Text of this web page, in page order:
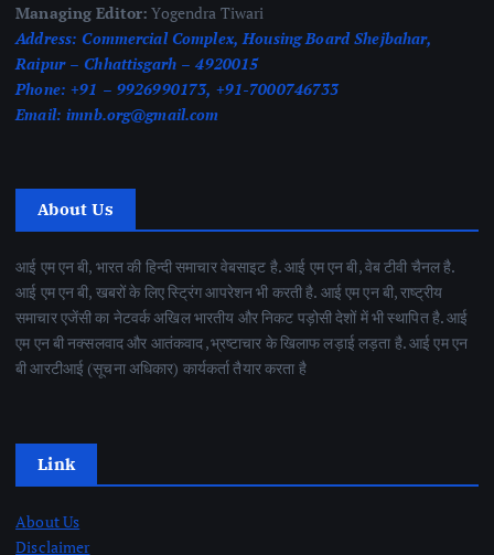
Managing Editor: Yogendra Tiwari
Address: Commercial Complex, Housing Board Shejbahar,
Raipur – Chhattisgarh – 4920015
Phone: +91 – 9926990173, +91-7000746733
Email: imnb.org@gmail.com
About Us
आई एम एन बी, भारत की हिन्दी समाचार वेबसाइट है. आई एम एन बी, वेब टीवी चैनल है.
आई एम एन बी, खबरों के लिए स्ट्रिंग आपरेशन भी करती है. आई एम एन बी, राष्ट्रीय
समाचार एजेंसी का नेटवर्क अखिल भारतीय और निकट पड़ोसी देशों में भी स्थापित है. आई
एम एन बी नक्सलवाद और आतंकवाद ,भ्रष्टाचार के खिलाफ लड़ाई लड़ता है. आई एम एन
बी आरटीआई (सूचना अधिकार) कार्यकर्ता तैयार करता है
Link
About Us
Disclaimer